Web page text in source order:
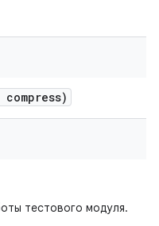
тестового модуля.